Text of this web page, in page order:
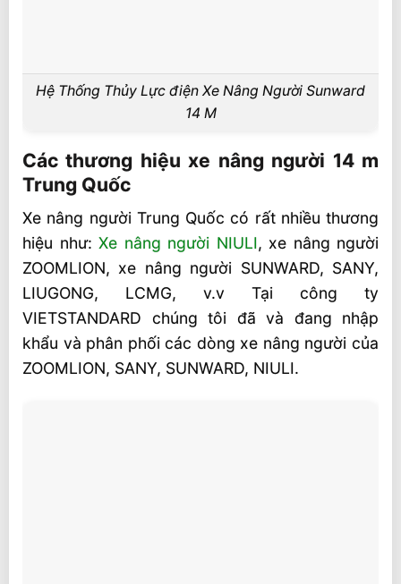
Hệ Thống Thủy Lực điện Xe Nâng Người Sunward
14 M
Các thương hiệu xe nâng người 14 m
Trung Quốc
Xe nâng người Trung Quốc có rất nhiều thương
hiệu như: Xe nâng người NIULI, xe nâng người
ZOOMLION, xe nâng người SUNWARD, SANY,
LIUGONG, LCMG, v.v Tại công ty
VIETSTANDARD chúng tôi đã và đang nhập
khẩu và phân phối các dòng xe nâng người của
ZOOMLION, SANY, SUNWARD, NIULI.